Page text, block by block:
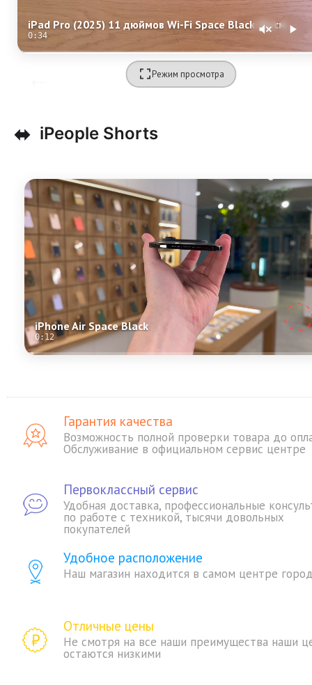
iPad Pro (2025) 11 дюймов Wi-Fi Space Black (Космический черный) Standard glass
0:34
Режим просмотра
⬌ iPeople Shorts
iPhone Air Space Black
0:12
Гарантия качества
Возможность полной проверки товара до
Обслуживание в официальном сервис центре
Первоклассный сервис
Удобная доставка, профессиональные
по работе с техникой, тысячи довольных
покупателей
Удобное расположение
Наш магазин находится в самом центре
Отличные цены
Не смотря на все наши преимущества наши
остаются низкими